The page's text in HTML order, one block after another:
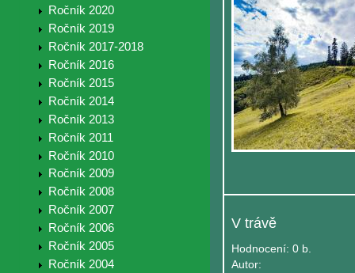
Ročník 2020
Ročník 2019
Ročník 2017-2018
Ročník 2016
Ročník 2015
Ročník 2014
Ročník 2013
Ročník 2011
Ročník 2010
Ročník 2009
Ročník 2008
Ročník 2007
Ročník 2006
Ročník 2005
Ročník 2004
V trávě
Hodnocení: 0 b.
Autor: